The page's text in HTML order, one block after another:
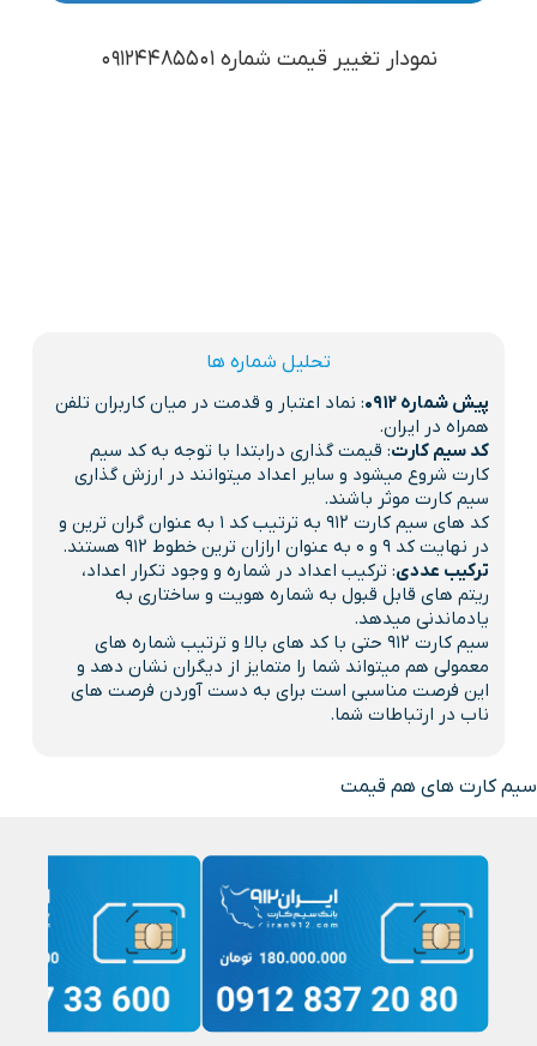
نمودار تغییر قیمت شماره 09124485501
تحلیل شماره ها
پیش شماره 0912
: نماد اعتبار و قدمت در میان کاربران تلفن
همراه در ایران.
کد سیم کارت: قیمت گذاری درابتدا با توجه به کد سیم
کارت شروع میشود و سایر اعداد میتوانند در ارزش گذاری
سیم کارت موثر باشند.
کد های سیم کارت 912 به ترتیب کد 1 به عنوان گران ترین و
در نهایت کد 9 و 0 به عنوان ارازان ترین خطوط 912 هستند.
ترکیب عددی: ترکیب اعداد در شماره و وجود تکرار اعداد،
ریتم های قابل قبول به شماره هویت و ساختاری به
یادماندنی میدهد.
سیم کارت 912 حتی با کد های بالا و ترتیب شماره های
معمولی هم میتواند شما را متمایز از دیگران نشان دهد و
این فرصت مناسبی است برای به دست آوردن فرصت های
ناب در ارتباطات شما.
سیم کارت های هم قیمت